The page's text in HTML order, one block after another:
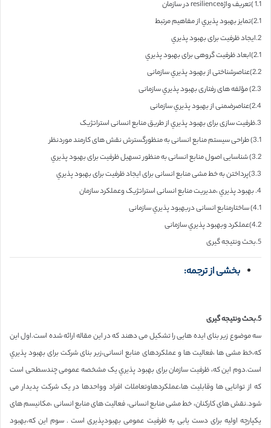
1.1 )تعریف واژهresilience در سازمان
2.1)تمایز بهبود پذيري از مفاهیم مرتبط
2.ایجاد ظرفیت برای بهبود پذيري
2.1)ابعاد ظرفیت گروهی برای بهبود پذيري
2.2)عناصرشناختی از بهبود پذيري سازمانی
2.3) مؤلفه های رفتاری بهبود پذيري سازمانی
2.4)عناصرضمنی از بهبود پذيري سازمانی
3.ظرفیت سازی برای بهبود پذيري از طریق منابع انسانی استراتژیک
3.1) طراحی سیستم منابع انسانی به منظورگسترش نقش های کارمند موردنظر
3.2) شناسایی اصول منابع انسانی به منظور تسهیل ظرفیت برای بهبود پذيري
3.3)پرداختن به خط مشی منابع انسانی برای ایجاد ظرفیت برای بهبود پذيري
4. بهبود پذيري ،مدیریت منابع انسانی استراتژیک وعملکرد سازمان
4.1) ساختارمنابع انسانی دربهبود پذيري سازمانی
4.2)عملکرد وبهبود پذيري سازمانی
5.بحث ونتیجه گیری
بخشی از ترجمه:
5.بحث ونتیجه گیری
سه موضوع زیر بنای ایده هایی را تشکیل می دهند که در این مقاله ارائه شده است.اول این
که،خط مشی ها ،فعالیت ها و عملکردهای منابع انسانی،زیر بنای شرکت برای بهبود پذيري
است.دوم این که، ظرفیت سازمان برای بهبود پذيري یک مشخصه عمومی چندسطحی است
که از توانایی ها وقابلیت ها،عملکردهاوتعاملات افراد وواحدها در یک شرکت پدیدار می
شود.نقش های کارکنان، خط مشی منابع انسانی، فعالیت های منابع انسانی ،مکانیسم های
یکپارچه اولیه برای دست یابی به ظرفیت عمومی بهبودپذیری است . سوم این که،بهبود